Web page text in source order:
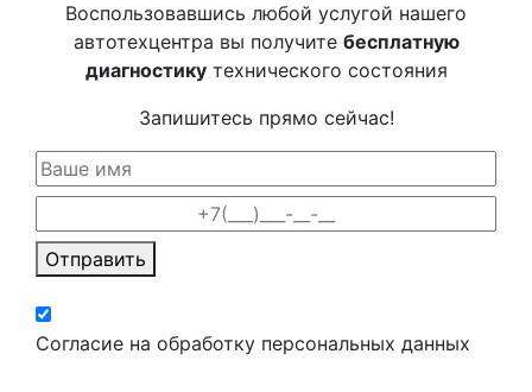
Воспользовавшись любой услугой нашего
автотехцентра вы получите бесплатную
диагностикутехнического состояния
Запишитесь прямо сейчас!
Отправить
Согласие на обработку персональных данных